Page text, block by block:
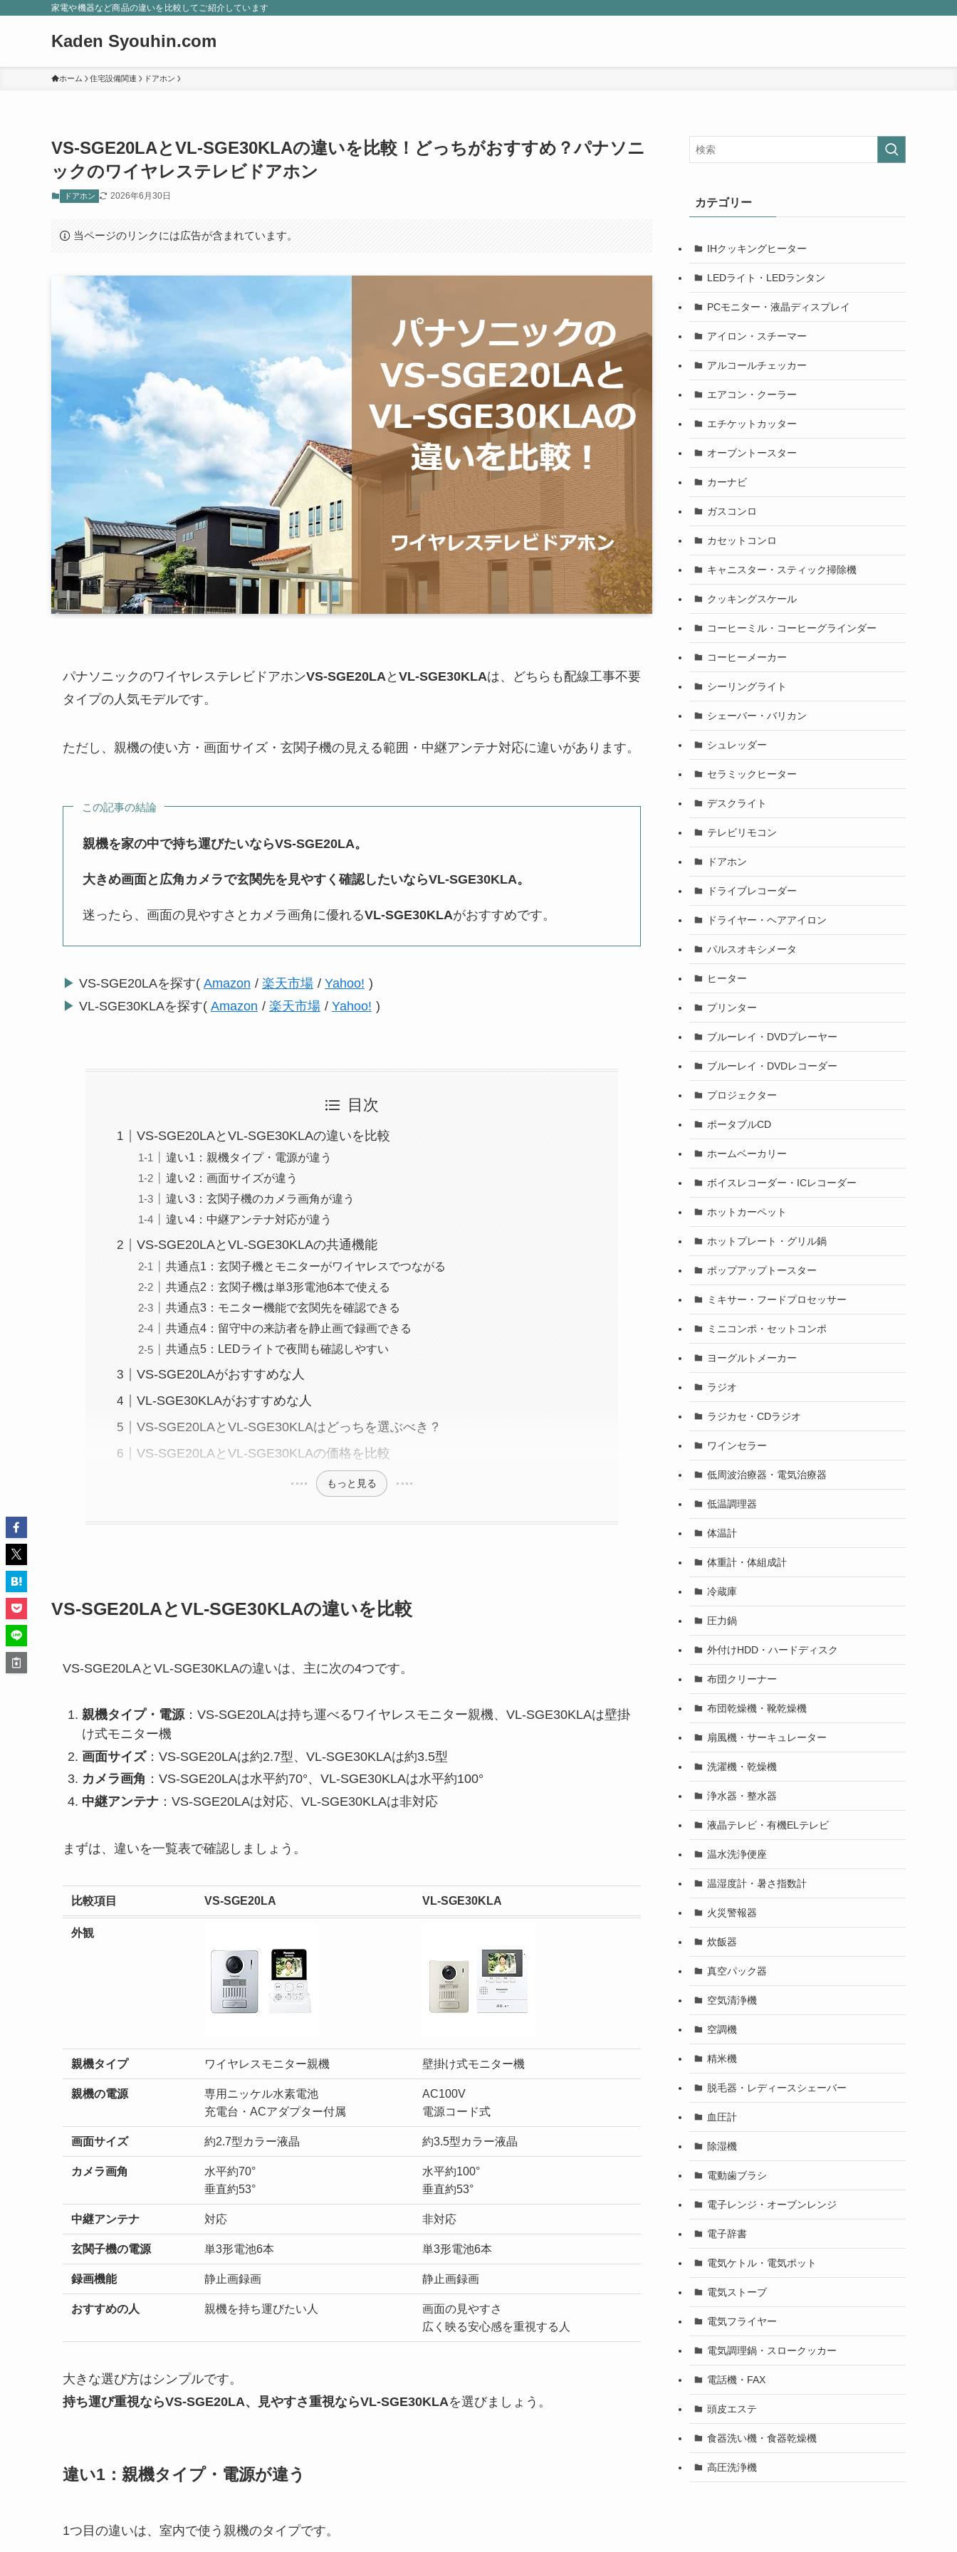
家電や機器など商品の違いを比較してご紹介しています
Kaden Syouhin.com
ホーム 住宅設備関連 ドアホン
VS-SGE20LAとVL-SGE30KLAの違いを比較！どっちがおすすめ？パナソニ
ックのワイヤレステレビドアホン
ドアホン 2026年6月30日
当ページのリンクには広告が含まれています。
パナソニックのワイヤレステレビドアホンVS-SGE20LAと VL-SGE30KLAは、どちらも配線工事不要
タイプの人気モデルです。
ただし、親機の使い方・画面サイズ・玄関子機の見える範囲・中継アンテナ対応に違いがあります。
この記事の結論
親機を家の中で持ち運びたいならVS-SGE20LA。
大きめ画面と広角カメラで玄関先を見やすく確認したいならVL-SGE30KLA。
迷ったら、画面の見やすさとカメラ画角に優れるVL-SGE30KLAがおすすめです。
▶ VS-SGE20LAを探す( Amazon / 楽天市場 / Yahoo! )
▶ VL-SGE30KLAを探す( Amazon / 楽天市場 / Yahoo! )
目次
VS-SGE20LAとVL-SGE30KLAの違いを比較
違い1：親機タイプ・電源が違う
違い2：画面サイズが違う
違い3：玄関子機のカメラ画角が違う
違い4：中継アンテナ対応が違う
VS-SGE20LAとVL-SGE30KLAの共通機能
共通点1：玄関子機とモニターがワイヤレスでつながる
共通点2：玄関子機は単3形電池6本で使える
共通点3：モニター機能で玄関先を確認できる
共通点4：留守中の来訪者を静止画で録画できる
共通点5：LEDライトで夜間も確認しやすい
VS-SGE20LAがおすすめな人
VL-SGE30KLAがおすすめな人
VS-SGE20LAとVL-SGE30KLAはどっちを選ぶべき？
VS-SGE20LAとVL-SGE30KLAの価格を比較
もっと見る
VS-SGE20LAとVL-SGE30KLAの違いを比較
VS-SGE20LAとVL-SGE30KLAの違いは、主に次の4つです。
親機タイプ・電源：VS-SGE20LAは持ち運べるワイヤレスモニター親機、VL-SGE30KLAは壁掛
け式モニター機
画面サイズ：VS-SGE20LAは約2.7型、VL-SGE30KLAは約3.5型
カメラ画角 ：VS-SGE20LAは水平約70°、VL-SGE30KLAは水平約100°
中継アンテナ ：VS-SGE20LAは対応、VL-SGE30KLAは非対応
まずは、違いを一覧表で確認しましょう。
比較項目 VS-SGE20LA VL-SGE30KLA
外観
親機タイプ ワイヤレスモニター親機 壁掛け式モニター機
親機の電源
専用ニッケル水素電池
充電台・ACアダプター付属
AC100V
電源コード式
画面サイズ 約2.7型カラー液晶 約3.5型カラー液晶
カメラ画角
水平約70°
垂直約53°
水平約100°
垂直約53°
中継アンテナ 対応 非対応
玄関子機の電源 単3形電池6本 単3形電池6本
録画機能 静止画録画 静止画録画
おすすめの人 親機を持ち運びたい人
画面の見やすさ
広く映る安心感を重視する人
大きな選び方はシンプルです。
持ち運び重視ならVS-SGE20LA、見やすさ重視ならVL-SGE30KLAを選びましょう。
違い1：親機タイプ・電源が違う
1つ目の違いは、室内で使う親機のタイプです。
カテゴリー
IHクッキングヒーター
LEDライト・LEDランタン
PCモニター・液晶ディスプレイ
アイロン・スチーマー
アルコールチェッカー
エアコン・クーラー
エチケットカッター
オーブントースター
カーナビ
ガスコンロ
カセットコンロ
キャニスター・スティック掃除機
クッキングスケール
コーヒーミル・コーヒーグラインダー
コーヒーメーカー
シーリングライト
シェーバー・バリカン
シュレッダー
セラミックヒーター
デスクライト
テレビリモコン
ドアホン
ドライブレコーダー
ドライヤー・ヘアアイロン
パルスオキシメータ
ヒーター
プリンター
ブルーレイ・DVDプレーヤー
ブルーレイ・DVDレコーダー
プロジェクター
ポータブルCD
ホームベーカリー
ボイスレコーダー・ICレコーダー
ホットカーペット
ホットプレート・グリル鍋
ポップアップトースター
ミキサー・フードプロセッサー
ミニコンポ・セットコンポ
ヨーグルトメーカー
ラジオ
ラジカセ・CDラジオ
ワインセラー
低周波治療器・電気治療器
低温調理器
体温計
体重計・体組成計
冷蔵庫
圧力鍋
外付けHDD・ハードディスク
布団クリーナー
布団乾燥機・靴乾燥機
扇風機・サーキュレーター
洗濯機・乾燥機
浄水器・整水器
液晶テレビ・有機ELテレビ
温水洗浄便座
温湿度計・暑さ指数計
火災警報器
炊飯器
真空パック器
空気清浄機
空調機
精米機
脱毛器・レディースシェーバー
血圧計
除湿機
電動歯ブラシ
電子レンジ・オーブンレンジ
電子辞書
電気ケトル・電気ポット
電気ストーブ
電気フライヤー
電気調理鍋・スロークッカー
電話機・FAX
頭皮エステ
食器洗い機・食器乾燥機
高圧洗浄機